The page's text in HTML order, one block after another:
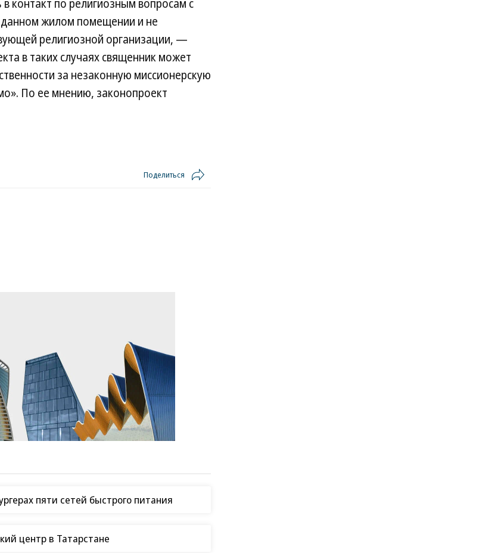
контакт по религиозным вопросам с
жилом помещении и не
религиозной организации, —
в таких случаях священник может
за незаконную миссионерскую
По ее мнению, законопроект
Поделиться
пяти сетей быстрого питания
центр в Татарстане